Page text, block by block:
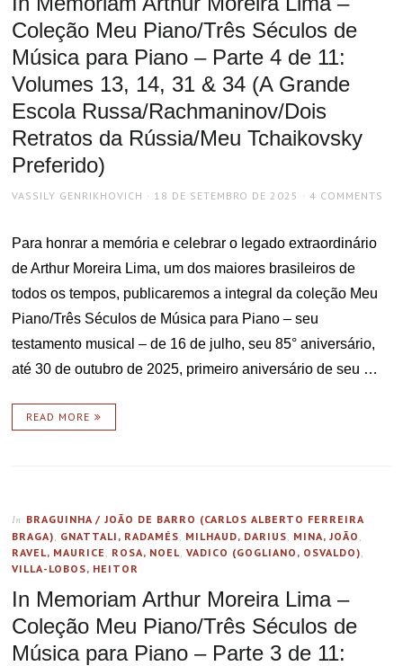
Coleção Meu Piano/Três Séculos de
Música para Piano – Parte 4 de 11:
Volumes 13, 14, 31 & 34 (A Grande
Escola Russa/Rachmaninov/Dois
Retratos da Rússia/Meu Tchaikovsky
Preferido)
AUTHOR
VASSILY GENRIKHOVICH
POSTED
18 DE SETEMBRO DE 2025 4 COMMENTS
Para honrar a memória e celebrar o legado extraordinário
de Arthur Moreira Lima, um dos maiores brasileiros de
todos os tempos, publicaremos a integral da coleção Meu
Piano/Três Séculos de Música para Piano – seu
testamento musical – de 16 de julho, seu 85° aniversário,
até 30 de outubro de 2025, primeiro aniversário de seu …
READ MORE
In BRAGUINHA / JOÃO DE BARRO (CARLOS ALBERTO FERREIRA
BRAGA), GNATTALI, RADAMÉS, MILHAUD, DARIUS, MINA, JOÃO ,
RAVEL, MAURICE , ROSA, NOEL,VADICO (GOGLIANO, OSVALDO),
VILLA-LOBOS, HEITOR
In Memoriam Arthur Moreira Lima –
Coleção Meu Piano/Três Séculos de
Música para Piano – Parte 3 de 11: